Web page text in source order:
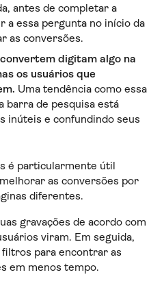
antes de completar a
a essa pergunta no início da
as conversões.
digitam algo na
os usuários que
Uma tendência como essa
barra de pesquisa está
inúteis e confundindo seus
é particularmente útil
as conversões por
diferentes.
gravações de acordo com
viram. Em seguida,
para encontrar as
em menos tempo.